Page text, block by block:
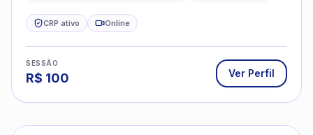
CRP ativo Online
SESSÃO
R$ 100 Ver Perfil